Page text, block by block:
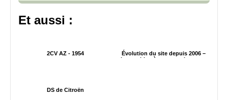
Et aussi :
2CV AZ - 1954
Évolution du site depuis 2006 –
La machine à remonter le temps
DS de Citroën